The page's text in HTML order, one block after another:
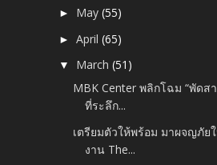
► May(55)
►April(65)
▼ March(51)
MBK Center พลิกโฉม “พัดส
ที่ระลึก...
เตรียมตัวให้พร้อม มาผจญภัย
งาน The...